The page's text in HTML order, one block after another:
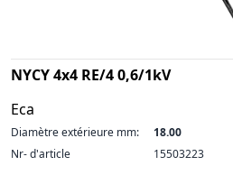
NYCY 4x4 RE/4 0,6/1kV
Eca
Diamètre extérieure mm:
18.00
Nr- d'article
15503223